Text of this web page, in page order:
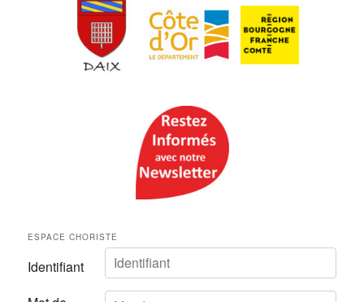
ESPACE CHORISTE
Identifiant